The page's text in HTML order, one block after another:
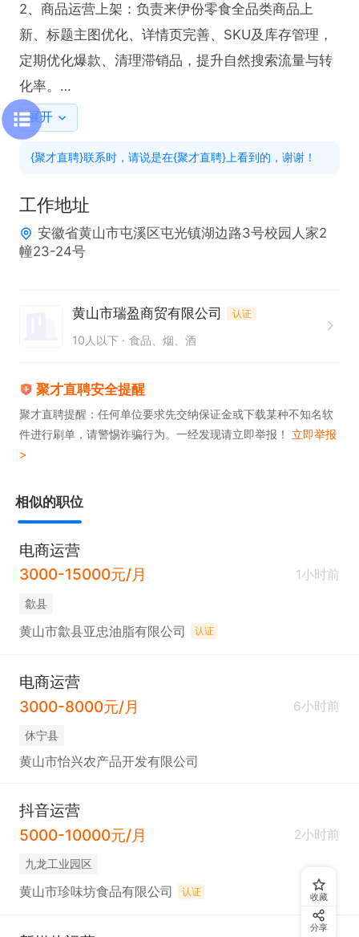
2、商品运营上架：负责来伊份零食全品类商品上
新、标题主图优化、详情页完善、SKU及库存管理，
定期优化爆款、清理滞销品，提升自然搜索流量与转
化率。
3、店铺推广引流：负责店铺免费流量优化及直通
车、超级推荐等付费推广投放，策划日常活动及大促
活动，提升店铺访客、销量与复购。
有意向可直接电联或到店面试：
张总 19905598333
展开
{聚才直聘}联系时，请说是在{聚才直聘}上看到的，谢谢！
工作地址
安徽省黄山市屯溪区屯光镇湖边路3号校园人家2
幢23-24号
黄山市瑞盈商贸有限公司 认证
10人以下 食品、烟、酒
聚才直聘安全提醒
聚才直聘提醒：任何单位要求先交纳保证金或下载某种不知名软
件进行刷单，请警惕诈骗行为。一经发现请立即举报！ 立即举报
>
相似的职位
电商运营
3000-15000元/月
1小时前
歙县
黄山市歙县亚忠油脂有限公司 认证
电商运营
3000-8000元/月
6小时前
休宁县
黄山市怡兴农产品开发有限公司
抖音运营
5000-10000元/月
2小时前
九龙工业园区
黄山市珍味坊食品有限公司 认证 收藏
分享